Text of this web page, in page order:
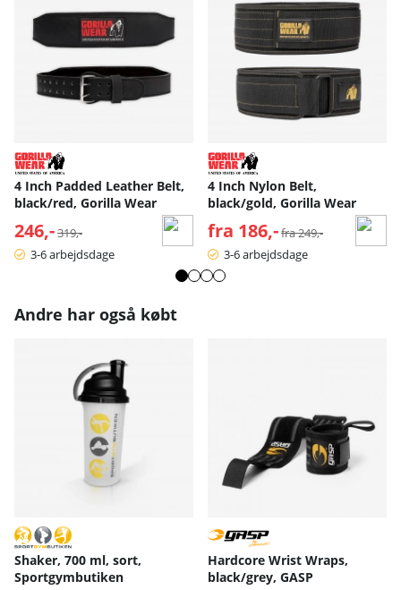
4 Inch Padded Leather Belt,
black/red, Gorilla Wear
246,- Normalpris:
319,-
3-6 arbejdsdage
4 Inch Nylon Belt,
black/gold, Gorilla Wear
fra 186,- Normalpris:
fra 249,-
3-6 arbejdsdage
Andre har også købt
Shaker, 700 ml, sort,
Sportgymbutiken
Hardcore Wrist Wraps,
black/grey, GASP